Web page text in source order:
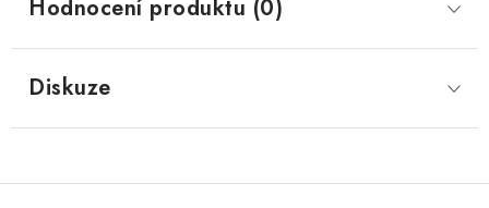
Hodnocení produktu (0)
Diskuze